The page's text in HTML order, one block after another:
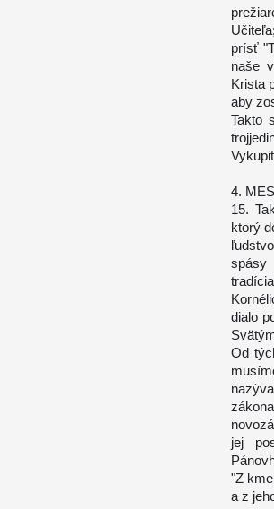
prísť
naše
Krista
aby
Takto
4.
15.
ktorý
spásy
dialo
Od
jej
"Z
a z